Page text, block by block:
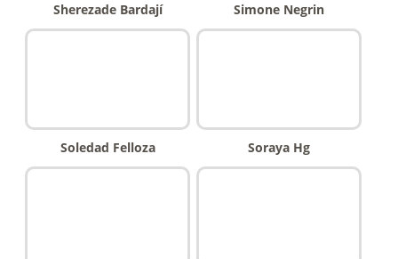
Sherezade Bardají Simone Negrin
Soledad Felloza Soraya Hg